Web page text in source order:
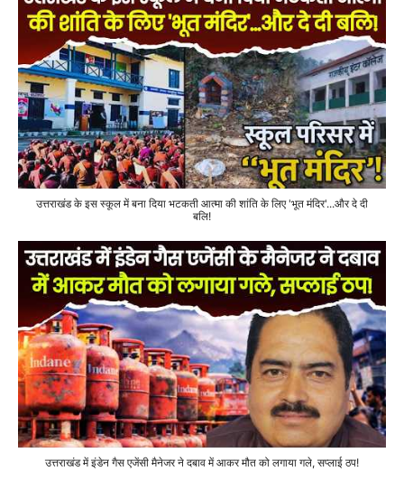
उत्तराखंड के इस स्कूल में बना दिया भटकती आत्मा की शांति के लिए 'भूत मंदिर'...और दे दी
बलि!
उत्तराखंड में इंडेन गैस एजेंसी मैनेजर ने दबाव में आकर मौत को लगाया गले, सप्लाई ठप!